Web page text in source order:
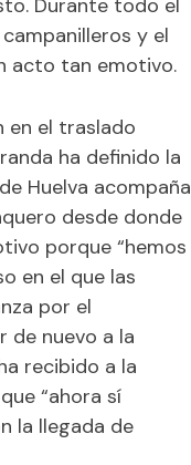
Durante todo el
y el
acto tan emotivo.
en el traslado
ha definido la
Huelva acompaña
desde donde
porque “hemos
en el que las
por el
de nuevo a la
recibido a la
“ahora sí
la llegada de